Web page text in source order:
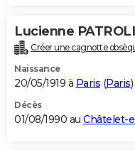
Lucienne
Créer une cagnotte
Naissance
20/05/1919 à Paris (Paris)
Décès
01/08/1990 au Châtelet-